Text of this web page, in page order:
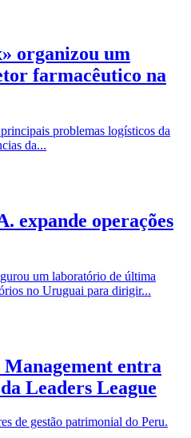
organizou um
farmacêutico na
problemas logísticos da
da...
expande operações
um laboratório de última
no Uruguai para dirigir...
entra
Leaders League
de gestão patrimonial do Peru.